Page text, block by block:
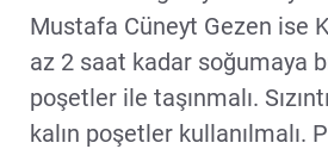
Mustafa Cüneyt Gezen ise
az 2 saat kadar soğumaya
poşetler ile taşınmalı.
kalın poşetler kullanılmalı.